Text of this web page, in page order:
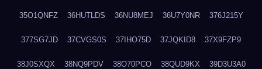
35O1QNFZ 36HUTLDS 36NU8MEJ 36U7Y0NR 376J215Y
377SG7JD 37CVGS0S 37IHO75D 37JQKID8 37X9FZP9
38J0SXQX 38NQ9PDV 38O70PCO 38QUD9KX 39D3U3A0